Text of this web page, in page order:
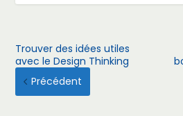
Trouver des idées utiles
avec le Design Thinking
Précédent